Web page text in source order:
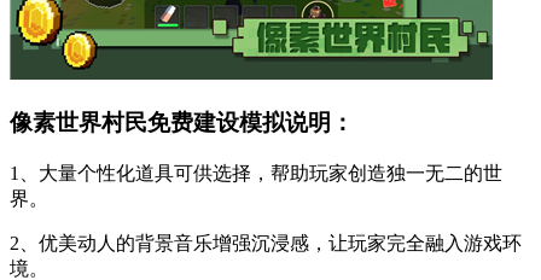
像素世界村民免费建设模拟说明：
1、大量个性化道具可供选择，帮助玩家创造独一无二的世
界。
2、优美动人的背景音乐增强沉浸感，让玩家完全融入游戏环
境。